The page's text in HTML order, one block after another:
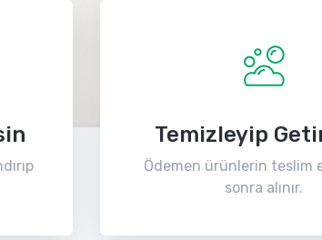
Temizleyip
Ödemen ürünlerin teslim
sonra alınır.